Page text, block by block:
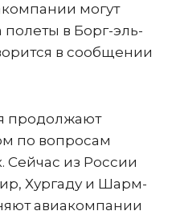
могут
в Борг-эль-
в сообщении
продолжают
по вопросам
Сейчас из России
Хургаду и Шарм-
авиакомпании